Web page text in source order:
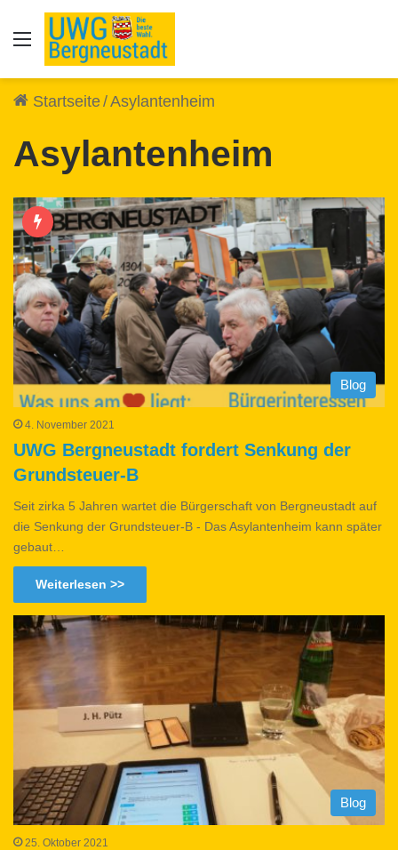
Auswahl
Startseite/Asylantenheim
Asylantenheim
Blog
4. November 2021
UWG Bergneustadt fordert Senkung der
Grundsteuer-B
Seit zirka 5 Jahren wartet die Bürgerschaft von Bergneustadt auf
die Senkung der Grundsteuer-B - Das Asylantenheim kann später
gebaut…
Weiterlesen >>
Blog
25. Oktober 2021